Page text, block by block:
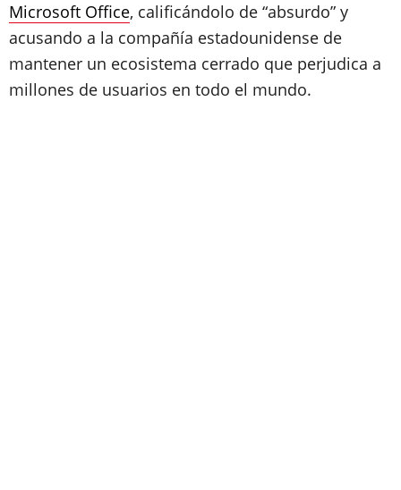
Microsoft Office, calificándolo de “absurdo” y
acusando a la compañía estadounidense de
mantener un ecosistema cerrado que perjudica a
millones de usuarios en todo el mundo.